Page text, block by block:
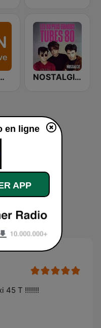
Wave NOSTALGIE LES 80 PLUS GRANDS TUBES 80
45 T !!!!!!!
en ligne
APP